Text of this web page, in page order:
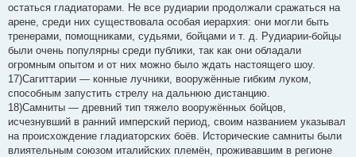
остаться гладиаторами. Не все рудиарии продолжали сражаться на
арене, среди них существовала особая иерархия: они могли быть
тренерами, помощниками, судьями, бойцами и т. д. Рудиарии-бойцы
были очень популярны среди публики, так как они обладали
огромным опытом и от них можно было ждать настоящего шоу.
17)Сагиттарии — конные лучники, вооружённые гибким луком,
способным запустить стрелу на дальнюю дистанцию.
18)Самниты — древний тип тяжело вооружённых бойцов,
исчезнувший в ранний имперский период, своим названием указывал
на происхождение гладиаторских боёв. Исторические самниты были
влиятельным союзом италийских племён, проживавшим в регионе